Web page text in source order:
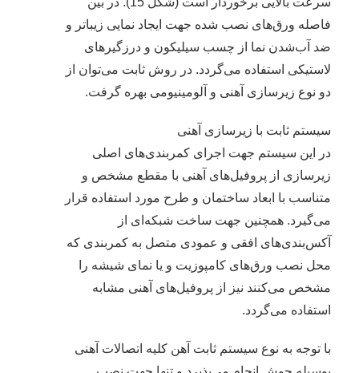
فاصله ورق‌های نصب شده جهت ایجاد نمایی زیباتر و
ضد آب‌شدن نما از چسب سیلیکون و درزگیرهای
لاستیکی استفاده می‌گردد. در روش ثابت می‌توان از
دو نوع زیرسازی آهنی و آلومینیومی بهره گرفت.
سیستم ثابت با زیرسازی آهنی
در این سیستم جهت اجرای کمربندی‌های اصلی
زیرسازی از پروفیل‌های آهنی با مقطع مشخص و
متناسب با ابعاد ساختمان و طرح مورد استفاده قرار
می‌گیرد. همچنین جهت ساخت شبکه‌ای از
آکس‌بندی‌های افقی و عمودی متصل به کمربندی که
محل نصب ورق‌های کامپوزیت و یا نمای شیشه را
مشخص می‌کنند نیز از پروفیل‌های آهنی مشابه
استفاده می‌گردد.
با توجه به نوع سیستم ثابت آهن کلیه اتصالات آهنی